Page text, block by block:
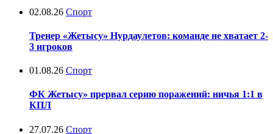
02.08.26 Спорт
Тренер «Жетысу» Нурдаулетов: команде не хватает 2-
3 игроков
01.08.26 Спорт
ФК Жетысу» прервал серию поражений: ничья 1:1 в
КПЛ
27.07.26 Спорт